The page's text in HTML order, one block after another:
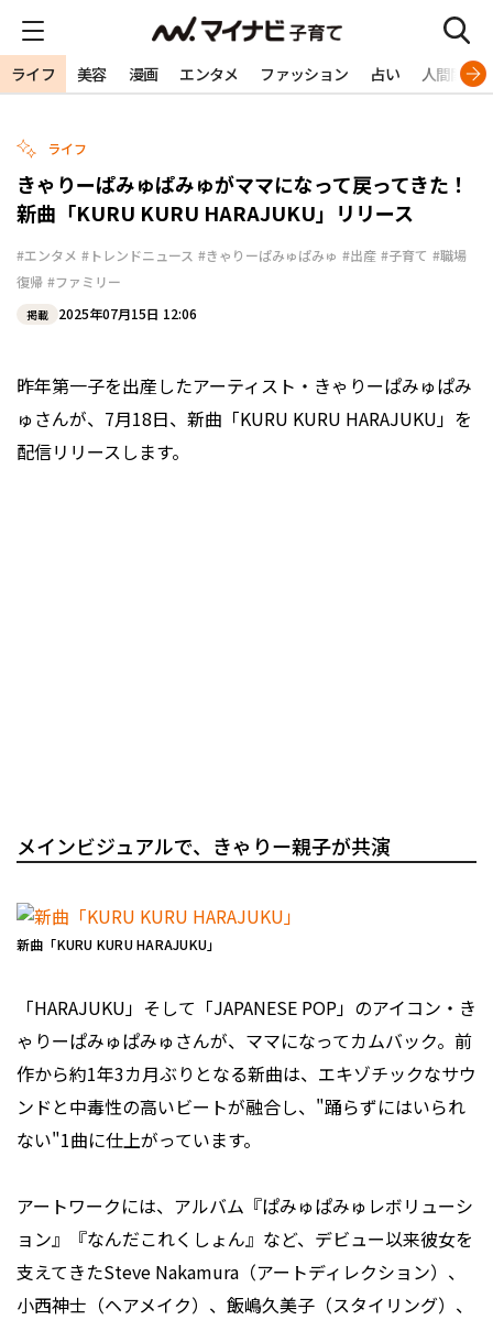
ライフ 美容 漫画 エンタメ ファッション 占い 人間関係
ライフ
きゃりーぱみゅぱみゅがママになって戻ってきた！
新曲「KURU KURU HARAJUKU」リリース
#エンタメ #トレンドニュース #きゃりーぱみゅぱみゅ #出産 #子育て #職場
復帰 #ファミリー
掲載 2025年07月15日 12:06
昨年第一子を出産したアーティスト・きゃりーぱみゅぱみ
ゅさんが、7月18日、新曲「KURU KURU HARAJUKU」を
配信リリースします。
メインビジュアルで、きゃりー親子が共演
新曲「KURU KURU HARAJUKU」
「HARAJUKU」そして「JAPANESE POP」のアイコン・き
ゃりーぱみゅぱみゅさんが、ママになってカムバック。前
作から約1年3カ月ぶりとなる新曲は、エキゾチックなサウ
ンドと中毒性の高いビートが融合し、"踊らずにはいられ
ない"1曲に仕上がっています。
アートワークには、アルバム『ぱみゅぱみゅレボリューシ
ョン』『なんだこれくしょん』など、デビュー以来彼女を
支えてきたSteve Nakamura（アートディレクション）、
小西神士（ヘアメイク）、飯嶋久美子（スタイリング）、